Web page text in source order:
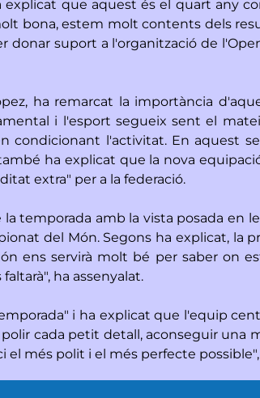
explicat que aquest és el quart any
bona, estem molt contents dels
suport a l'organització de
ha remarcat la importància
i l'esport segueix sent el
condicionant l'activitat. En aquest
ha explicat que la nova
extra" per a la federació.
temporada amb la vista posada en
del Món. Segons ha explicat, la
ens servirà molt bé per saber on
ha assenyalat.
i ha explicat que l'equip
cada petit detall, aconseguir
el més polit i el més perfecte